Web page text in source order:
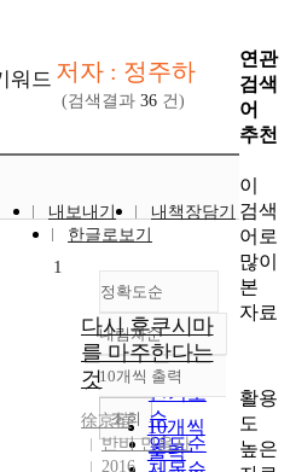
워드 저자 : 정주하
(검색결과 36 건)
내보내기
내책장담기
한글로보기
정확도순
정확도
순
인기도
순
연도순
내림차순
내림차순
10개씩 출력
10개씩
출력
조회
1
다시 후쿠시마
를 마주한다는
것
徐京植
반비 민음사
2016
연관
검색
어
추천
이
검색
어로
많이
본
자료
활용
도
높은